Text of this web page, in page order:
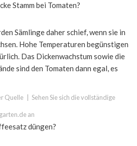
Stamm bei Tomaten?
Sämlinge daher schief, wenn sie in
Hohe Temperaturen begünstigen
Das Dickenwachstum sowie die
sind den Tomaten dann egal, es
Quelle Sehen Sie sich die vollständige
an
düngen?